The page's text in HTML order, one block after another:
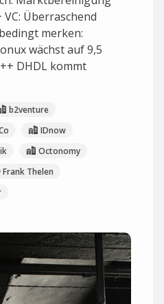
Überraschend
merken:
wächst auf 9,5
DHDL kommt
b2venture
IDnow
Octonomy
Frank Thelen